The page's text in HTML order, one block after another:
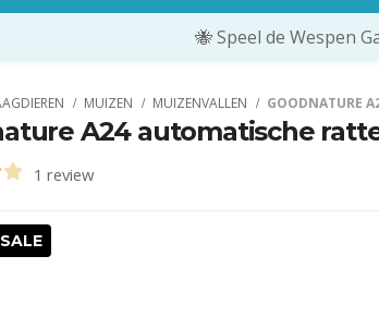
🐝 Speel de Wespen
MUIZEN MUIZENVALLEN GOODNATURE
A24 automatische
1 review
SALE